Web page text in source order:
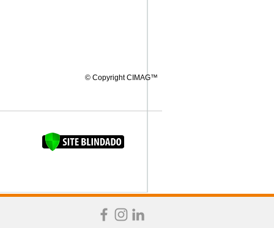
© Copyright CIMAG™